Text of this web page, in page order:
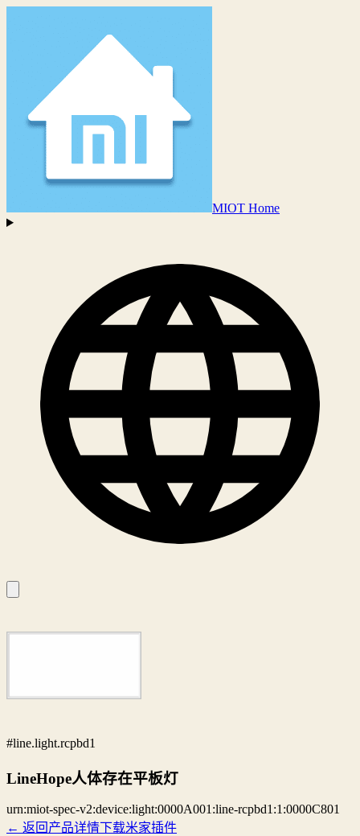
MIOT Home
#line.light.rcpbd1
LineHope人体存在平板灯
urn:miot-spec-v2:device:light:0000A001:line-rcpbd1:1:0000C801
← 返回产品详情下载米家插件